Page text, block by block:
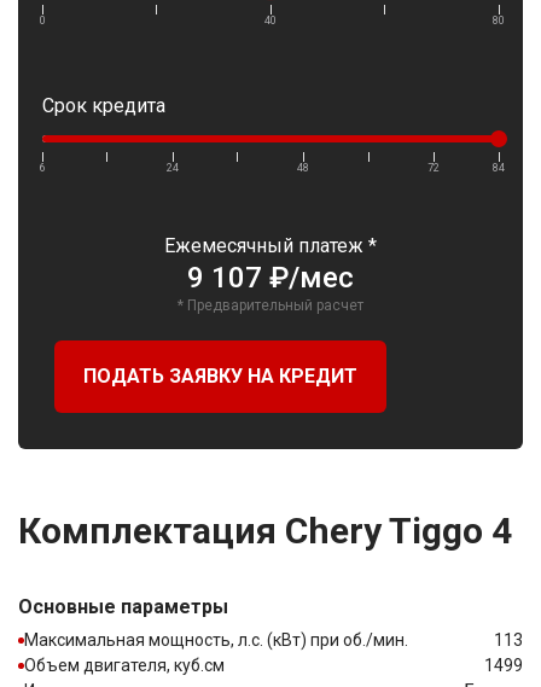
0 40 80
Срок кредита
6 24 48 72 84
Ежемесячный платеж *
9 107 ₽/мес
* Предварительный расчет
ПОДАТЬ ЗАЯВКУ НА КРЕДИТ
Комплектация Chery Tiggo 4
Основные параметры
Максимальная мощность, л.с. (кВт) при об./мин.
113
Объем двигателя, куб.см
1499